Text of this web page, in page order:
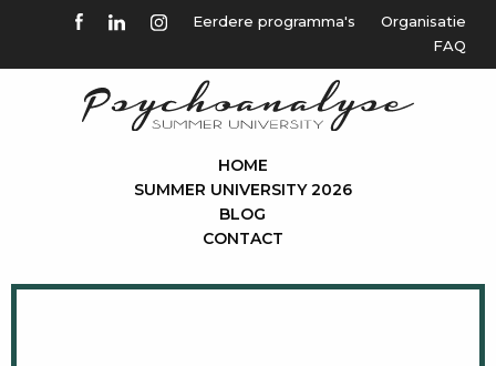
Eerdere programma's
Organisatie
FAQ
HOME
SUMMER UNIVERSITY 2026
BLOG
CONTACT